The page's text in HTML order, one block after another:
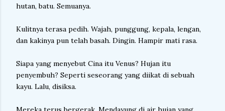
hutan, batu. Semuanya.
Kulitnya terasa pedih. Wajah, punggung, kepala, lengan,
dan kakinya pun telah basah. Dingin. Hampir mati rasa.
Siapa yang menyebut Cina itu Venus? Hujan itu
penyembuh? Seperti seseorang yang diikat di sebuah
kayu. Lalu, disiksa.